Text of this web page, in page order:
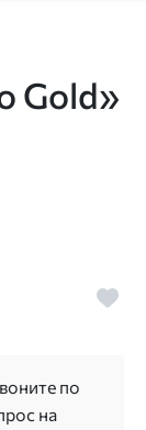
Gold»
по
на